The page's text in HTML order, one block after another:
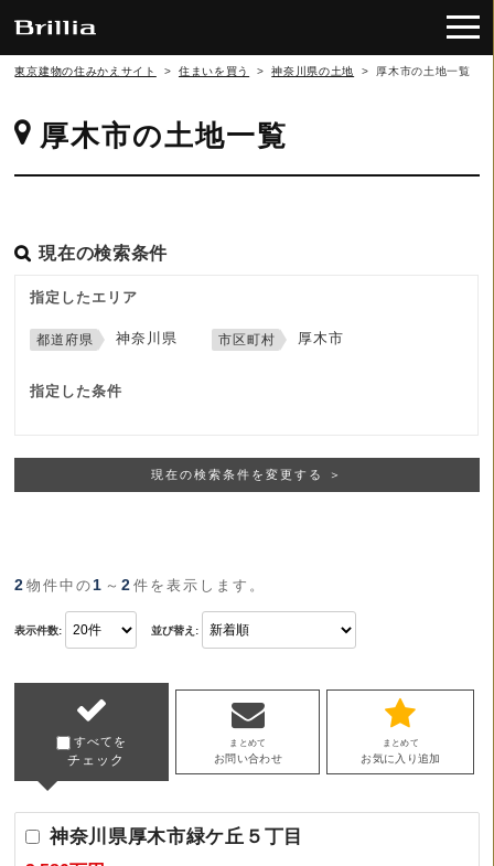
東京建物の住みかえサイト > 住まいを買う > 神奈川県の土地 > 厚木市の土地一覧
厚木市の土地一覧
現在の検索条件
指定したエリア
神奈川県 厚木市
指定した条件
現在の検索条件を変更する ＞
2 物件中の1 ～2 件を表示します。
表示件数: 並び替え:
すべてを
チェック
まとめて
お問い合わせ
まとめて
お気に入り追加
神奈川県厚木市緑ケ丘５丁目